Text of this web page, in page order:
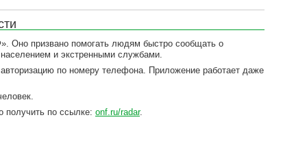
Оно призвано помогать людям быстро сообщать о
и экстренными службами.
по номеру телефона. Приложение работает даже
получить по ссылке: onf.ru/radar.